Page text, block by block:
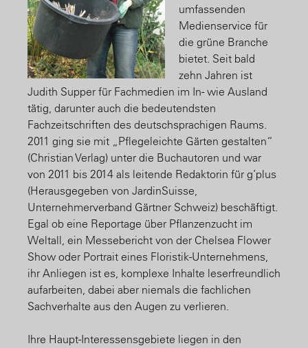
umfassenden
Medienservice für
die grüne Branche
bietet. Seit bald
zehn Jahren ist
Judith Supper für Fachmedien im In- wie Ausland
tätig, darunter auch die bedeutendsten
Fachzeitschriften des deutschsprachigen Raums.
2011 ging sie mit „Pflegeleichte Gärten gestalten“
(Christian Verlag) unter die Buchautoren und war
von 2011 bis 2014 als leitende Redaktorin für g’plus
(Herausgegeben von JardinSuisse,
Unternehmerverband Gärtner Schweiz) beschäftigt.
Egal ob eine Reportage über Pflanzenzucht im
Weltall, ein Messebericht von der Chelsea Flower
Show oder Portrait eines Floristik-Unternehmens,
ihr Anliegen ist es, komplexe Inhalte leserfreundlich
aufarbeiten, dabei aber niemals die fachlichen
Sachverhalte aus den Augen zu verlieren.
Ihre Haupt-Interessensgebiete liegen in den